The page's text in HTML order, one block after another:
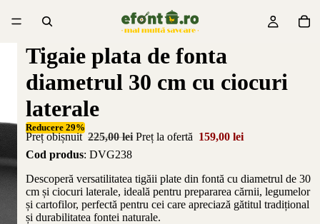
Tigaie plata de fonta
diametrul 30 cm cu ciocuri
laterale
Reducere 29%
Preț obișnuit 225,00 lei Preț la ofertă 159,00 lei
Cod produs: DVG238
Descoperă versatilitatea tigăii plate din fontă cu diametrul de 30
cm și ciocuri laterale, ideală pentru prepararea cărnii, legumelor
și cartofilor, perfectă pentru cei care apreciază gătitul tradițional
și durabilitatea fontei naturale.